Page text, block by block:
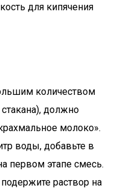
для кипячения
количеством
должно
молоко».
воды, добавьте в
первом этапе смесь.
раствор на